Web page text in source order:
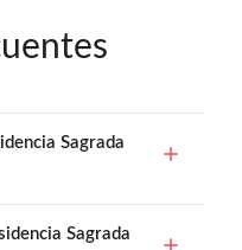
Sagrada
Sagrada